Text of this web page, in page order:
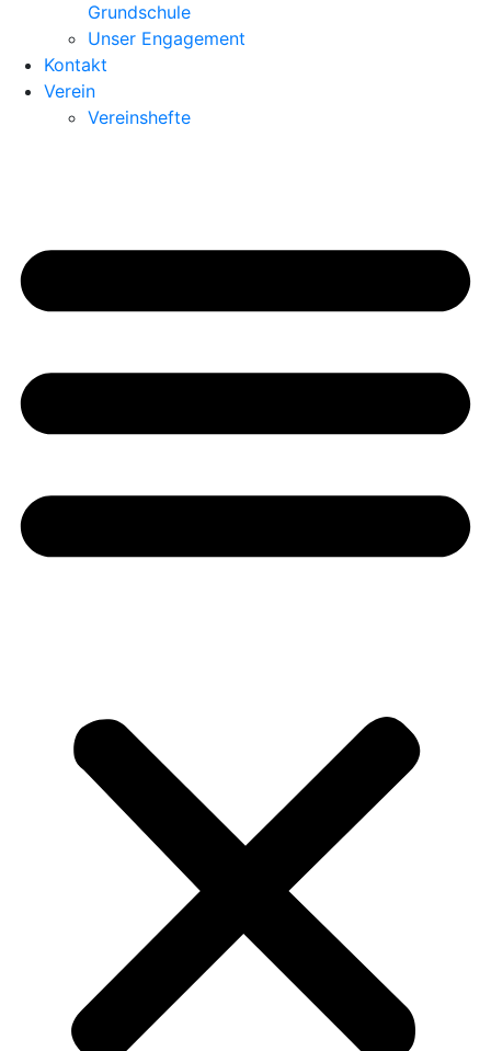
Grundschule
Unser Engagement
Kontakt
Verein
Vereinshefte